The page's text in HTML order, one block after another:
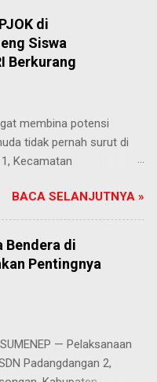
di
Siswa
Berkurang
membina potensi
tidak pernah surut di
Kecamatan
cabang olahraga
kompetisi perayaan
Kemerdekaan Republik
latihan bagi para
antusias. Risqon
(PJOK) di sekolah
Salah satu cabang
tahun ini adalah
BACA SELANJUTNYA »
Bendera di
Pentingnya
— Pelaksanaan
Padangdangan 2,